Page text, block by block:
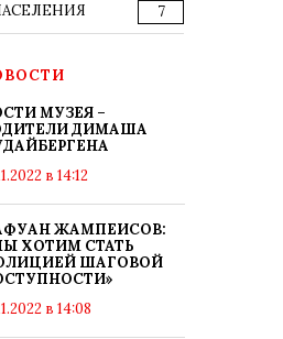
7
МУЗЕЯ –
ДИМАША
в 14:12
ЖАМПЕИСОВ:
ХОТИМ СТАТЬ
ШАГОВОЙ
в 14:08